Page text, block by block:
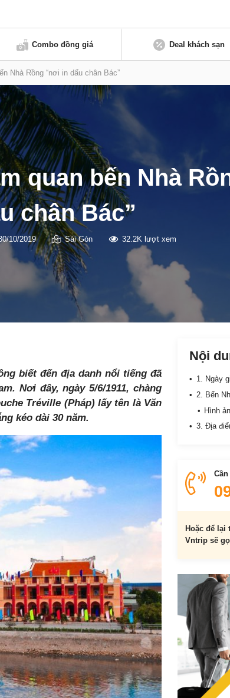
Combo đồng giá Deal khách sạn
Nhà Rồng “nơi in dấu chân Bác”
quan bến Nhà
chân Bác”
10/2019 Sài Gòn 32.2K lượt xem
biết đến địa danh nổi tiếng đã
Nơi đây, ngày 5/6/1911, chàng
Tréville (Pháp) lấy tên là Văn
kéo dài 30 năm.
Nội
1. Ngày
2. Bến
Hình
3. Địa
Hoặc để lại
Vntrip sẽ